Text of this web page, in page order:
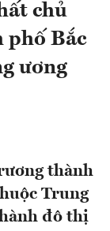
chủ
phố Bắc
ương
thành
Trung
đô thị